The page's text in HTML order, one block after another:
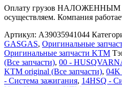
Оплату грузов
осуществляем. Компания
Артикул: A39035941044
GASGAS, Оригинальные
Оригинальные запчасти KTM
(Все запчасти), 00 -
KTM original (Все запчасти), 04K
- Система зажигания, 14HSQ -